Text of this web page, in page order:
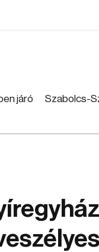
járó Szabolcs-